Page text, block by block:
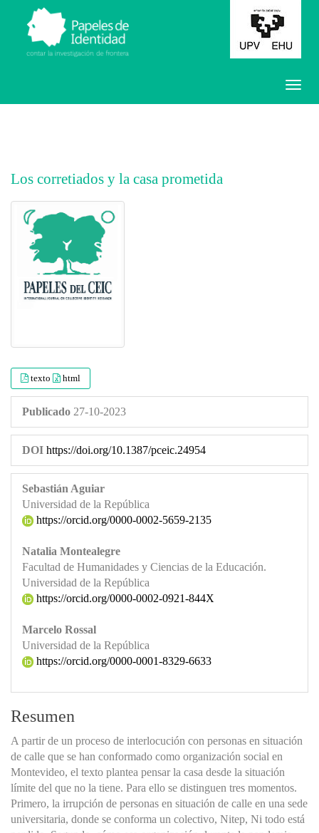
Los corretiados y la casa prometida
##plugins.themes.bootstrap3.article.main##
texto html
Publicado 27-10-2023
DOI https://doi.org/10.1387/pceic.24954
Sebastián Aguiar
Universidad de la República
https://orcid.org/0000-0002-5659-2135
Natalia Montealegre
Facultad de Humanidades y Ciencias de la Educación.
Universidad de la República
https://orcid.org/0000-0002-0921-844X
Marcelo Rossal
Universidad de la República
https://orcid.org/0000-0001-8329-6633
Resumen
A partir de un proceso de interlocución con personas en situación
de calle que se han conformado como organización social en
Montevideo, el texto plantea pensar la casa desde la situación
límite del que no la tiene. Para ello se distinguen tres momentos.
Primero, la irrupción de personas en situación de calle en una sede
universitaria, donde se conforma un colectivo, Nitep, Ni todo está